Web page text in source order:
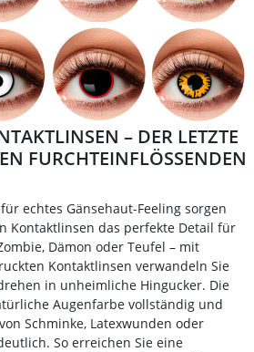
– DER LETZTE
FURCHTEINFLÖSSENDEN B
echtes Gänsehaut-Feeling sorgen
Kontaktlinsen das perfekte Detail für
Dämon oder Teufel – mit
Kontaktlinsen verwandeln Sie
in unheimliche Hingucker. Die
Augenfarbe vollständig und
Schminke, Latexwunden oder
So erreichen Sie eine